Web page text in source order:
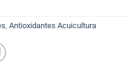
Antioxidantes Acuicultura